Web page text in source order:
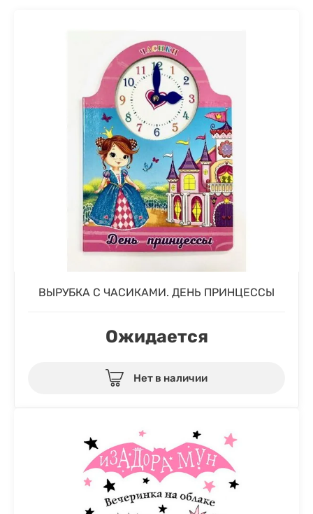
ВЫРУБКА С ЧАСИКАМИ. ДЕНЬ ПРИНЦЕССЫ
Ожидается
Нет в наличии